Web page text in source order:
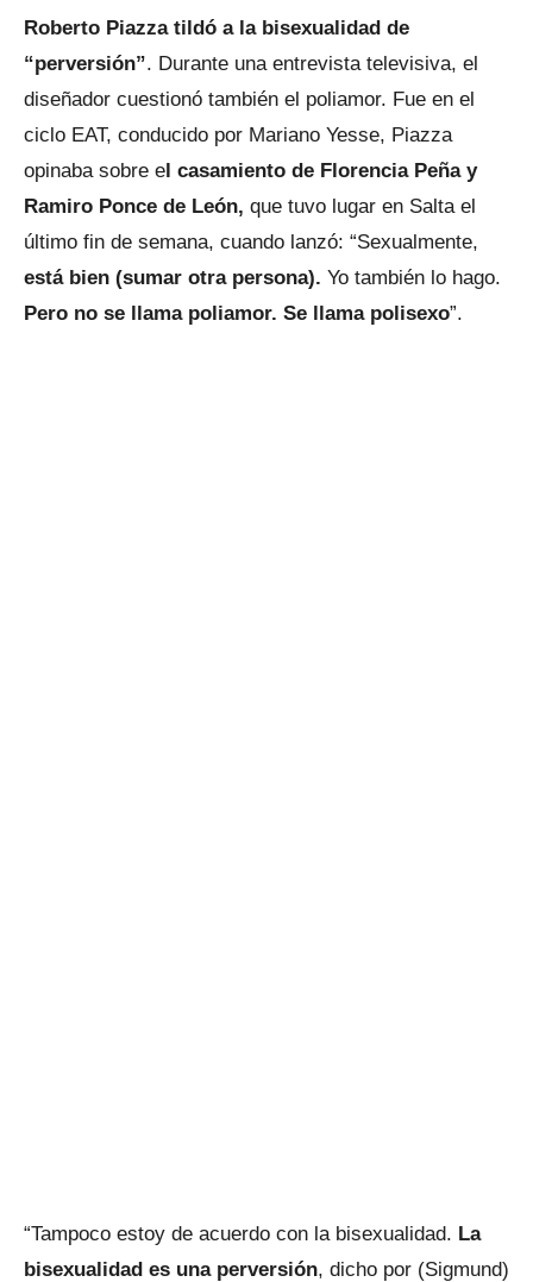
Roberto Piazza tildó a la bisexualidad de
“perversión”. Durante una entrevista televisiva, el
diseñador cuestionó también el poliamor. Fue en el
ciclo EAT, conducido por Mariano Yesse, Piazza
opinaba sobre el casamiento de Florencia Peña y
Ramiro Ponce de León, que tuvo lugar en Salta el
último fin de semana, cuando lanzó: “Sexualmente,
está bien (sumar otra persona). Yo también lo hago.
Pero no se llama poliamor. Se llama polisexo”.
“Tampoco estoy de acuerdo con la bisexualidad. La
bisexualidad es una perversión, dicho por (Sigmund)